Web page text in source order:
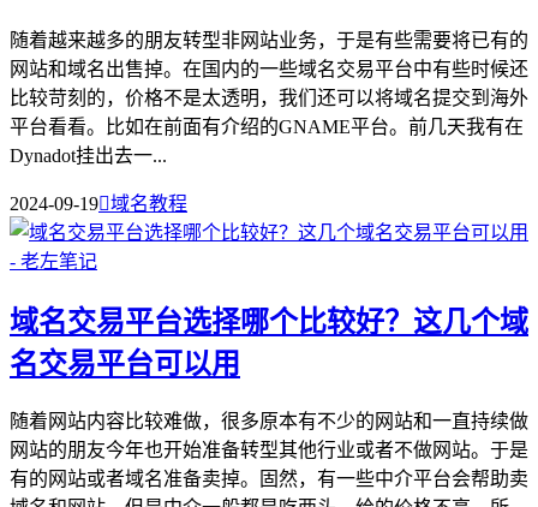
随着越来越多的朋友转型非网站业务，于是有些需要将已有的
网站和域名出售掉。在国内的一些域名交易平台中有些时候还
比较苛刻的，价格不是太透明，我们还可以将域名提交到海外
平台看看。比如在前面有介绍的GNAME平台。前几天我有在
Dynadot挂出去一...
2024-09-19域名教程
域名交易平台选择哪个比较好？这几个域
名交易平台可以用
随着网站内容比较难做，很多原本有不少的网站和一直持续做
网站的朋友今年也开始准备转型其他行业或者不做网站。于是
有的网站或者域名准备卖掉。固然，有一些中介平台会帮助卖